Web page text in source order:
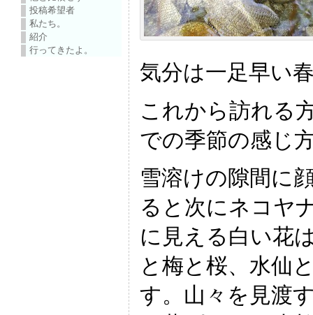
投稿希望者
私たち。
紹介
行ってきたよ。
気分は一足早い
これから訪れる
での季節の感じ
雪溶けの隙間に
ると次にネコヤ
に見える白い花
と梅と桜、水仙
す。山々を見渡